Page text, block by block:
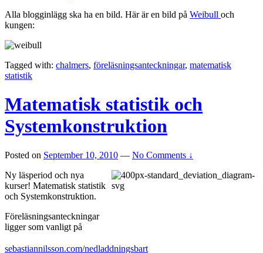
Alla blogginlägg ska ha en bild. Här är en bild på Weibull och
kungen:
Tagged with: chalmers, föreläsningsanteckningar, matematisk
statistik
Matematisk statistik och
Systemkonstruktion
Posted on September 10, 2010 — No Comments ↓
Ny läsperiod och nya
kurser! Matematisk statistik
och Systemkonstruktion.
Föreläsningsanteckningar
ligger som vanligt på
sebastiannilsson.com/nedladdningsbart